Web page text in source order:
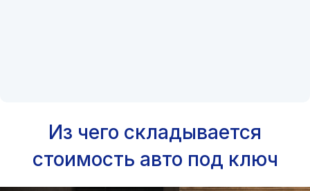
Из чего складывается
стоимость авто под ключ